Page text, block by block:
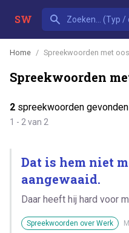
SW
Home Spreekwoorden met
Spreekwoorden
2 spreekwoorden gevonden
1 - 2 van 2
Dat is hem niet
aangewaaid.
Daar heeft hij hard voor
Spreekwoorden over Werk